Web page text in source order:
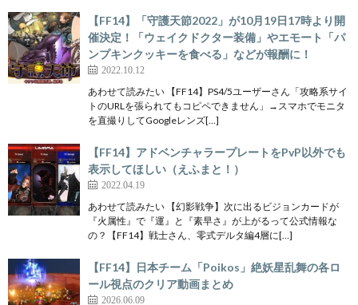
【FF14】「守護天節2022」が10月19日17時より開
催決定！「ウェイクドクター装備」やエモート「パ
ンプキンクッキーを食べる」などが報酬に！
2022.10.12
あわせて読みたい 【FF14】PS4/5ユーザーさん「攻略系サイ
トのURLを張られてもコピペできません」→スマホでモニタ
を直撮りしてGoogleレンズ[…]
【FF14】アドベンチャラープレートをPvP以外でも
表示してほしい（えふまと！）
2022.04.19
あわせて読みたい 【幻影戦争】次に出るビジョンカードが
『火属性』で『運』と『素早さ』が上がるって公式情報な
の？【FF14】戦士さん、零式デルタ編4層に[…]
【FF14】日本チーム「Poikos」絶妖星乱舞の各ロ
ール視点のクリア動画まとめ
2026.06.09